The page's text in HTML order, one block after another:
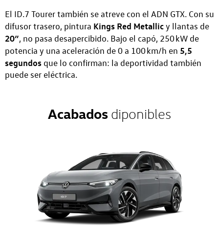
El ID.7 Tourer también se atreve con el ADN GTX. Con su
difusor trasero, pintura Kings Red Metallicy llantas de
20”, no pasa desapercibido. Bajo el capó, 250 kW de
potencia y una aceleración de 0 a 100 km/h en 5,5
segundos que lo confirman: la deportividad también
puede ser eléctrica.
Acabados diponibles